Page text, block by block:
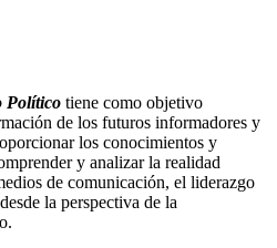
Político tiene como objetivo
de los futuros informadores y
los conocimientos y
y analizar la realidad
de comunicación, el liderazgo
la perspectiva de la